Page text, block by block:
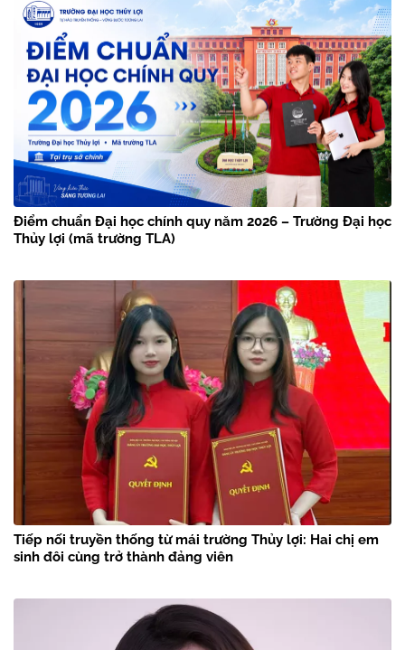
Điểm chuẩn Đại học chính quy năm 2026 – Trường Đại học
Thủy lợi (mã trường TLA)
Tiếp nối truyền thống từ mái trường Thủy lợi: Hai chị em
sinh đôi cùng trở thành đảng viên